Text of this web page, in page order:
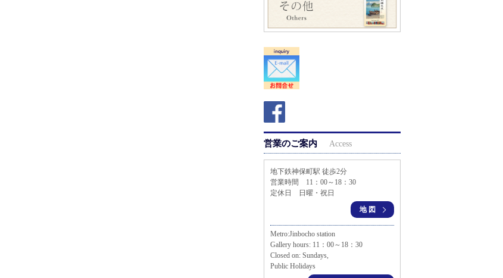
営業のご案内 Access
地下鉄神保町駅 徒歩2分
営業時間 11：00～18：30
定休日 日曜・祝日
地図
Metro:Jinbocho station
Gallery hours: 11：00～18：30
Closed on: Sundays,
Public Holidays